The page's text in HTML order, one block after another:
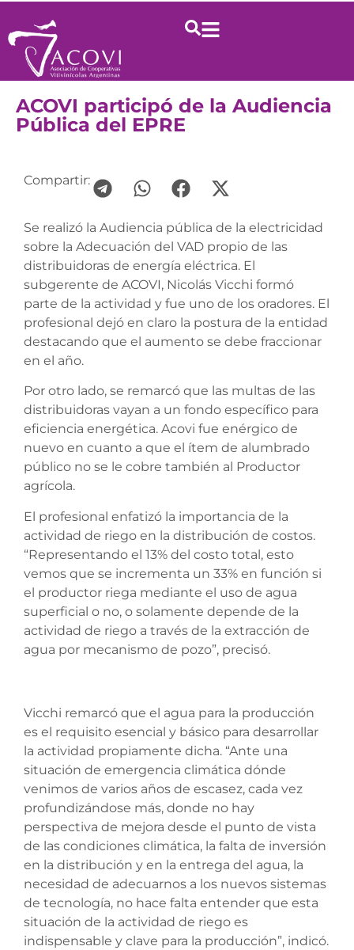
ACOVI participó de la Audiencia
Pública del EPRE
Compartir:
Se realizó la Audiencia pública de la electricidad
sobre la Adecuación del VAD propio de las
distribuidoras de energía eléctrica. El
subgerente de ACOVI, Nicolás Vicchi formó
parte de la actividad y fue uno de los oradores. El
profesional dejó en claro la postura de la entidad
destacando que el aumento se debe fraccionar
en el año.
Por otro lado, se remarcó que las multas de las
distribuidoras vayan a un fondo específico para
eficiencia energética. Acovi fue enérgico de
nuevo en cuanto a que el ítem de alumbrado
público no se le cobre también al Productor
agrícola.
El profesional enfatizó la importancia de la
actividad de riego en la distribución de costos.
“Representando el 13% del costo total, esto
vemos que se incrementa un 33% en función si
el productor riega mediante el uso de agua
superficial o no, o solamente depende de la
actividad de riego a través de la extracción de
agua por mecanismo de pozo”, precisó.
Vicchi remarcó que el agua para la producción
es el requisito esencial y básico para desarrollar
la actividad propiamente dicha. “Ante una
situación de emergencia climática dónde
venimos de varios años de escasez, cada vez
profundizándose más, donde no hay
perspectiva de mejora desde el punto de vista
de las condiciones climática, la falta de inversión
en la distribución y en la entrega del agua, la
necesidad de adecuarnos a los nuevos sistemas
de tecnología, no hace falta entender que esta
situación de la actividad de riego es
indispensable y clave para la producción”, indicó.